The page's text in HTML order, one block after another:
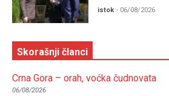
istok - 06/08/2026
Skorašnji članci
Crna Gora – orah, voćka čudnovata
06/08/2026